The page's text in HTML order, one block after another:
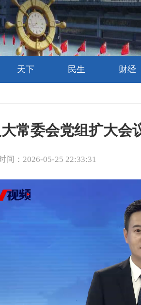
天下 民生 财经
常委会党组扩大会
间：2026-05-25 22:33:31